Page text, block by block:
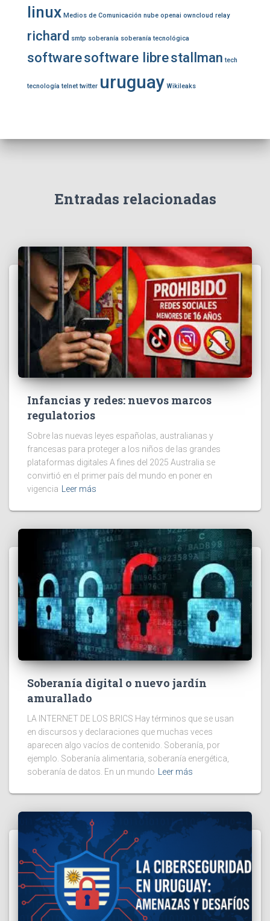
linux Medios de Comunicación nube openai owncloud relay
richard smtp soberanía soberanía tecnológica
softwaresoftware librestallman tech
tecnología telnet twitter uruguay Wikileaks
Entradas relacionadas
Infancias y redes: nuevos marcos
regulatorios
Sobre las nuevas leyes españolas, australianas y
francesas para proteger a los niños de las grandes
plataformas digitales A fines del 2025 Australia se
convirtió en el primer país del mundo en poner en
vigencia Leer más
Soberanía digital o nuevo jardín
amurallado
LA INTERNET DE LOS BRICS Hay términos que se usan
en discursos y declaraciones que muchas veces
aparecen algo vacíos de contenido. Soberanía, por
ejemplo. Soberanía alimentaria, soberanía energética,
soberanía de datos. En un mundo Leer más